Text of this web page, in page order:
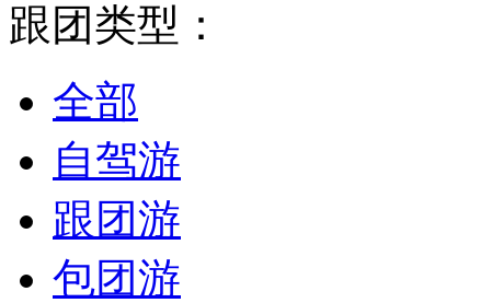
跟团类型：
全部
自驾游
跟团游
包团游